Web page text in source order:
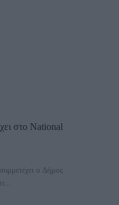
στο National
ο Δήμος